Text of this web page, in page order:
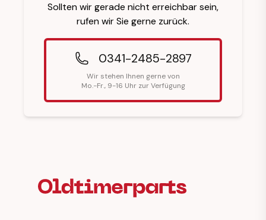
Sollten wir gerade nicht erreichbar sein,
rufen wir Sie gerne zurück.
0341-2485-2897
Wir stehen Ihnen gerne von
Mo.-Fr., 9-16 Uhr zur Verfügung